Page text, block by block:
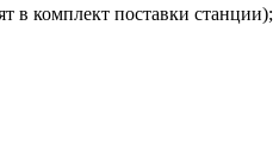
в комплект поставки станции);